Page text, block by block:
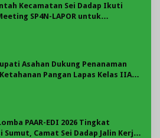
Kecamatan Sei Dadap Ikuti
SP4N-LAPOR untuk
Asahan Dukung Penanaman
Pangan Lapas Kelas IIA
PAAR-EDI 2026 Tingkat
Sumut, Camat Sei Dadap Jalin Kerja